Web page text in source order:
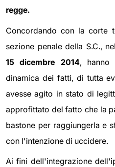
regge.
Concordando con la corte
sezione penale della S.C.,
15 dicembre 2014, hanno
dinamica dei fatti, di tutta
avesse agito in stato di
approfittato del fatto che la
bastone per raggiungerla e
con l'intenzione di uccidere.
Ai fini dell'integrazione